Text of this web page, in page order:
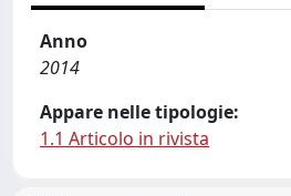
Anno
2014
Appare nelle tipologie:
1.1 Articolo in rivista